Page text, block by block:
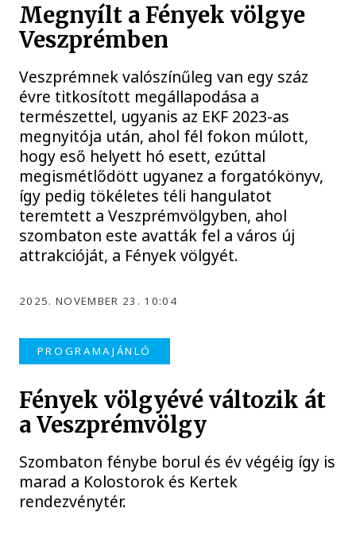
Megnyílt a Fények völgye
Veszprémben
Veszprémnek valószínűleg van egy száz
évre titkosított megállapodása a
természettel, ugyanis az EKF 2023-as
megnyitója után, ahol fél fokon múlott,
hogy eső helyett hó esett, ezúttal
megismétlődött ugyanez a forgatókönyv,
így pedig tökéletes téli hangulatot
teremtett a Veszprémvölgyben, ahol
szombaton este avatták fel a város új
attrakcióját, a Fények völgyét.
2025. NOVEMBER 23. 10:04
PROGRAMAJÁNLÓ
Fények völgyévé változik át
a Veszprémvölgy
Szombaton fénybe borul és év végéig így is
marad a Kolostorok és Kertek
rendezvénytér.